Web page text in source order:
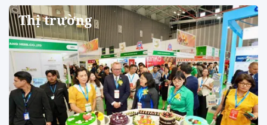
Thị trường